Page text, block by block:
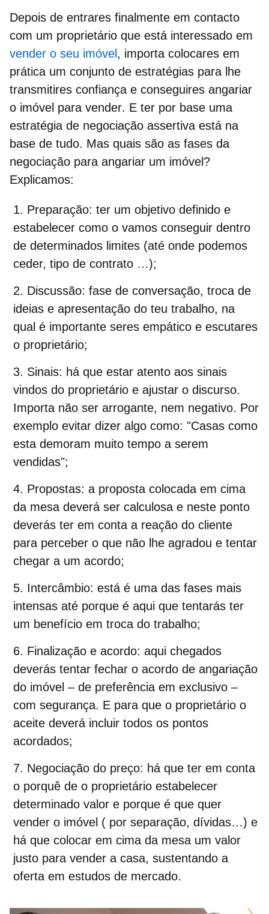
Depois de entrares finalmente em contacto
com um proprietário que está interessado em
vender o seu imóvel , importa colocares em
prática um conjunto de estratégias para lhe
transmitires confiança e conseguires angariar
o imóvel para vender. E ter por base uma
estratégia de negociação assertiva está na
base de tudo. Mas quais são as fases da
negociação para angariar um imóvel ?
Explicamos:
Preparação: ter um objetivo definido e
estabelecer como o vamos conseguir dentro
de determinados limites (até onde podemos
ceder, tipo de contrato …);
Discussão: fase de conversação, troca de
ideias e apresentação do teu trabalho, na
qual é importante seres empático e escutares
o proprietário;
Sinais: há que estar atento aos sinais
vindos do proprietário e ajustar o discurso.
Importa não ser arrogante, nem negativo. Por
exemplo evitar dizer algo como: "Casas como
esta demoram muito tempo a serem
vendidas";
Propostas: a proposta colocada em cima
da mesa deverá ser calculosa e neste ponto
deverás ter em conta a reação do cliente
para perceber o que não lhe agradou e tentar
chegar a um acordo;
Intercâmbio: está é uma das fases mais
intensas até porque é aqui que tentarás ter
um benefício em troca do trabalho;
Finalização e acordo: aqui chegados
deverás tentar fechar o acordo de angariação
do imóvel – de preferência em exclusivo –
com segurança. E para que o proprietário o
aceite deverá incluir todos os pontos
acordados;
Negociação do preço: há que ter em conta
o porquê de o proprietário estabelecer
determinado valor e porque é que quer
vender o imóvel ( por separação, dívidas…) e
há que colocar em cima da mesa um valor
justo para vender a casa, sustentando a
oferta em estudos de mercado.